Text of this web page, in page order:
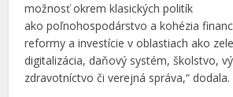
možnosť okrem klasických politík
ako poľnohospodárstvo a kohézia
reformy a investície v oblastiach ako
digitalizácia, daňový systém, školstvo,
zdravotníctvo či verejná správa,“ dodala.